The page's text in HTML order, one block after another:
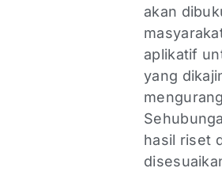
akan
aplikatif
yang
hasil riset